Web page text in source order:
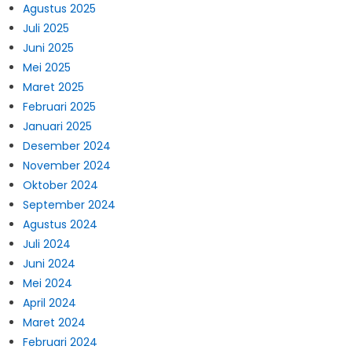
Agustus 2025
Juli 2025
Juni 2025
Mei 2025
Maret 2025
Februari 2025
Januari 2025
Desember 2024
November 2024
Oktober 2024
September 2024
Agustus 2024
Juli 2024
Juni 2024
Mei 2024
April 2024
Maret 2024
Februari 2024